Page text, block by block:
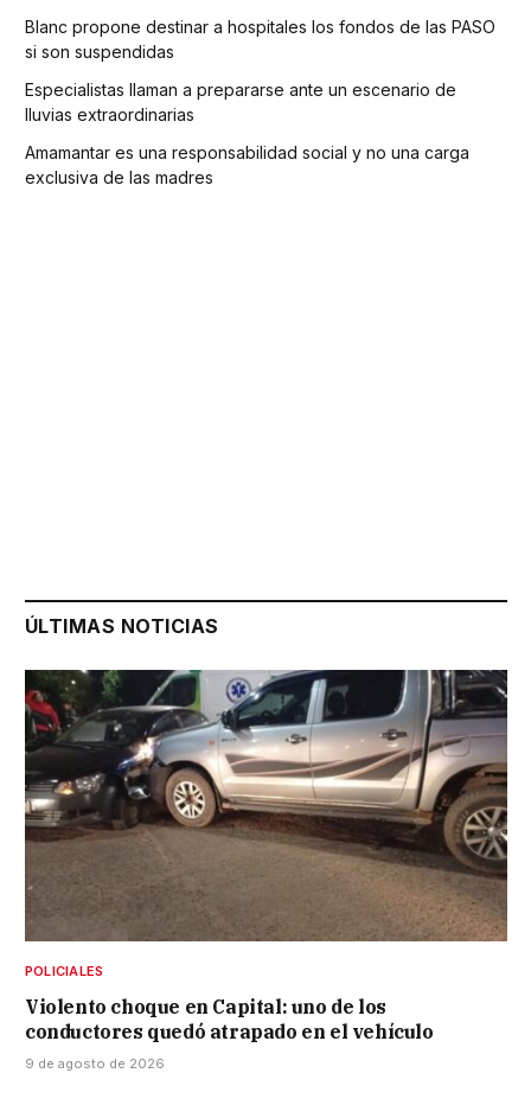
Blanc propone destinar a hospitales los fondos de las PASO
si son suspendidas
Especialistas llaman a prepararse ante un escenario de
lluvias extraordinarias
Amamantar es una responsabilidad social y no una carga
exclusiva de las madres
ÚLTIMAS NOTICIAS
POLICIALES
Violento choque en Capital: uno de los
conductores quedó atrapado en el vehículo
9 de agosto de 2026